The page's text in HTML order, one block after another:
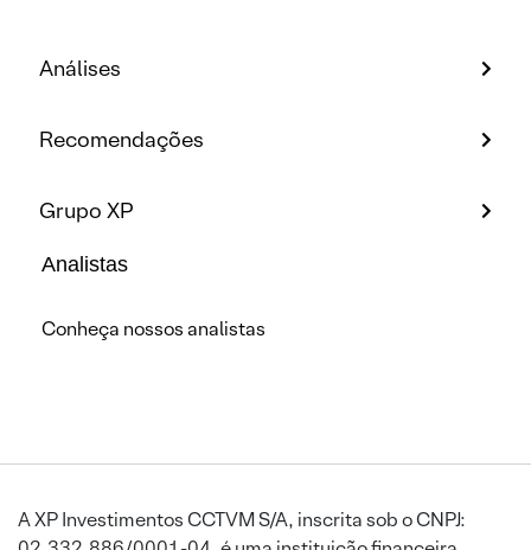
Análises
Recomendações
Grupo XP
Analistas
Conheça nossos analistas
A XP Investimentos CCTVM S/A, inscrita sob o CNPJ: